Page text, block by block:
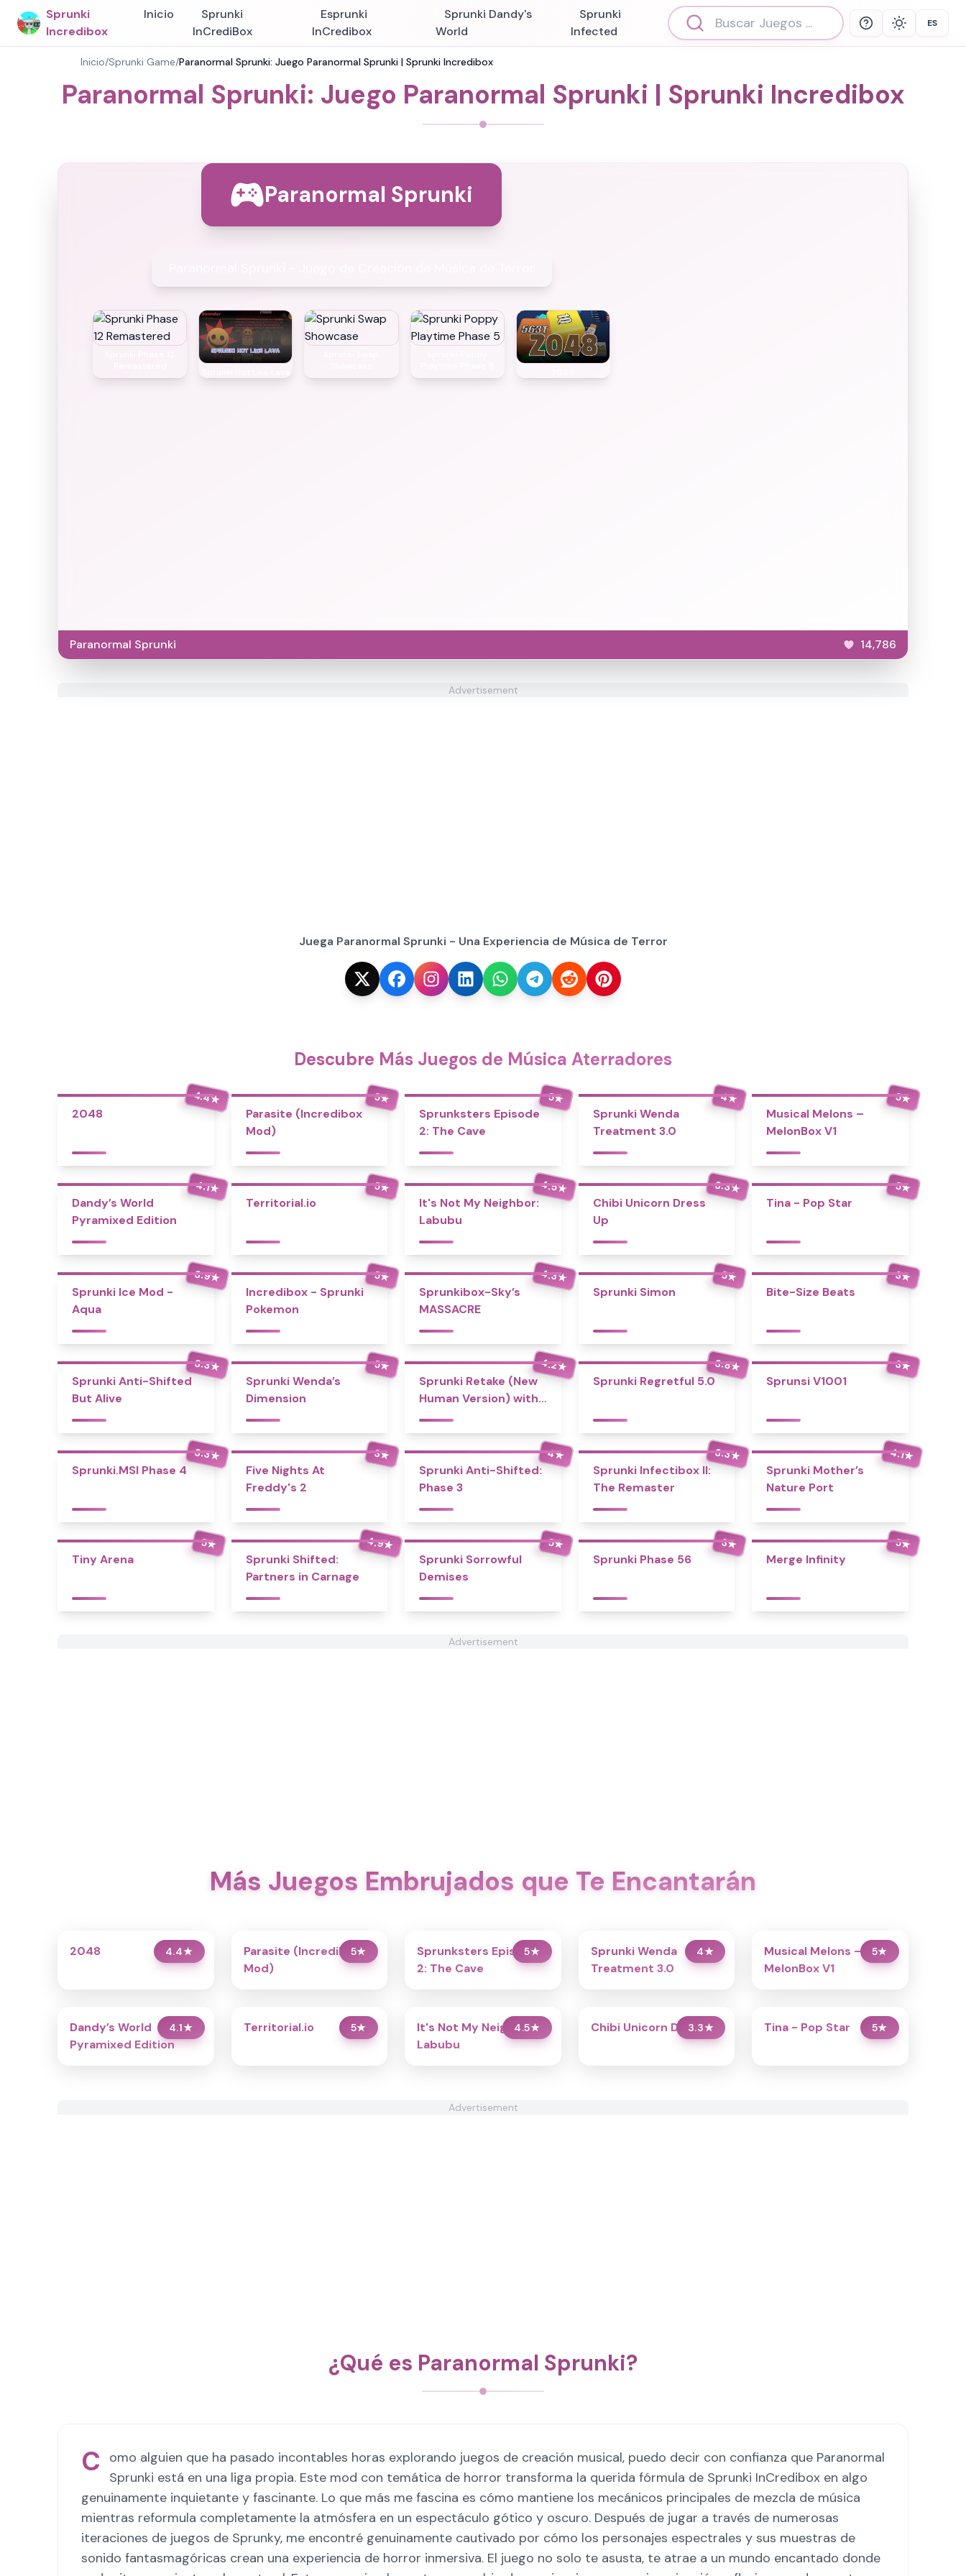
Sprunki
Incredibox
Inicio
Sprunki
InCrediBox
Esprunki
InCredibox
Sprunki Dandy's
World
Sprunki
Infected
Help Theme Select
ES
Inicio/Sprunki Game/Paranormal Sprunki: Juego Paranormal Sprunki | Sprunki Incredibox
Paranormal Sprunki: Juego Paranormal Sprunki | Sprunki Incredibox
Paranormal Sprunki
Paranormal Sprunki 14,786
Advertisement
Juega Paranormal Sprunki - Una Experiencia de Música de Terror
Descubre Más Juegos de Música Aterradores
4.4★
2048
5★
Parasite (Incredibox
Mod)
5★
Sprunksters Episode
2: The Cave
4★
Sprunki Wenda
Treatment 3.0
5★
Musical Melons –
MelonBox V1
4.1★
Dandy’s World
Pyramixed Edition
5★
Territorial.io
4.5★
It's Not My Neighbor:
Labubu
3.3★
Chibi Unicorn Dress
Up
5★
Tina - Pop Star
3.9★
Sprunki Ice Mod -
Aqua
5★
Incredibox - Sprunki
Pokemon
4.3★
Sprunkibox-Sky’s
MASSACRE
5★
Sprunki Simon
3★
Bite-Size Beats
3.3★
Sprunki Anti-Shifted
But Alive
5★
Sprunki Wenda’s
Dimension
4.2★
Sprunki Retake (New
Human Version) with
Bonus
3.8★
Sprunki Regretful 5.0
3★
Sprunsi V1001
3.3★
Sprunki.MSI Phase 4
3★
Five Nights At
Freddy's 2
4★
Sprunki Anti-Shifted:
Phase 3
3.3★
Sprunki Infectibox II:
The Remaster
4.1★
Sprunki Mother’s
Nature Port
5★
Tiny Arena
4.9★
Sprunki Shifted:
Partners in Carnage
5★
Sprunki Sorrowful
Demises
3★
Sprunki Phase 56
5★
Merge Infinity
Advertisement
Más Juegos Embrujados que Te Encantarán
4.4★
2048 5★
Parasite (Incredibox
Mod)
5★
Sprunksters Episode
2: The Cave
4★
Sprunki Wenda
Treatment 3.0
5★
Musical Melons –
MelonBox V1
4.1★
Dandy’s World
Pyramixed Edition
5★
Territorial.io 4.5★
It's Not My Neighbor:
Labubu
3.3★
Chibi Unicorn Dress Up 5★
Tina - Pop Star
Advertisement
¿Qué es Paranormal Sprunki?
C
omo alguien que ha pasado incontables horas explorando juegos de creación musical, puedo decir con confianza que Paranormal
Sprunki está en una liga propia. Este mod con temática de horror transforma la querida fórmula de Sprunki InCredibox en algo
genuinamente inquietante y fascinante. Lo que más me fascina es cómo mantiene los mecánicos principales de mezcla de música
mientras reformula completamente la atmósfera en un espectáculo gótico y oscuro. Después de jugar a través de numerosas
iteraciones de juegos de Sprunky, me encontré genuinamente cautivado por cómo los personajes espectrales y sus muestras de
sonido fantasmagóricas crean una experiencia de horror inmersiva. El juego no solo te asusta, te atrae a un mundo encantado donde